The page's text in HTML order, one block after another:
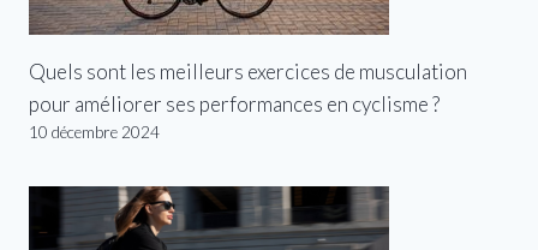
Quels sont les meilleurs exercices de musculation
pour améliorer ses performances en cyclisme ?
10 décembre 2024